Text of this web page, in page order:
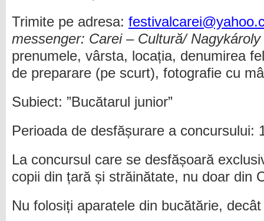
Trimite pe adresa:
messenger: Carei – Cultură/
prenumele, vârsta, locația, denumirea
de preparare (pe scurt), fotografie cu
Subiect: ”Bucătarul junior”
Perioada de desfășurare a concursului:
La concursul care se desfășoară
copii din țară și străinătate, nu doar din
Nu folosiți aparatele din bucătărie,